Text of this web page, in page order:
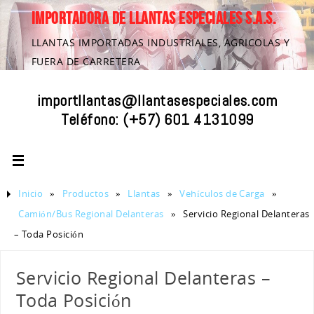
IMPORTADORA DE LLANTAS ESPECIALES S.A.S.
LLANTAS IMPORTADAS INDUSTRIALES, AGRICOLAS Y
FUERA DE CARRETERA
importllantas@llantasespeciales.com
Teléfono: (+57) 601 4131099
Inicio » Productos » Llantas » Vehículos de Carga
»
Camión/Bus Regional Delanteras
»
Servicio Regional Delanteras
– Toda Posición
Servicio Regional Delanteras –
Toda Posición